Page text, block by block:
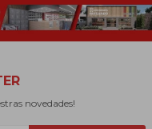
novedades!